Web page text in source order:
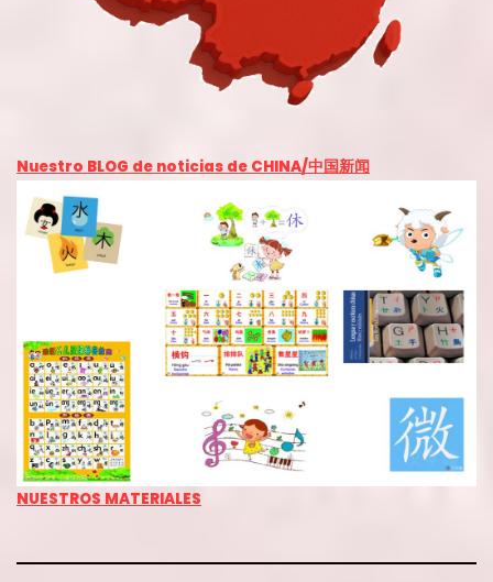
Nuestro BLOG de noticias de CHINA/中国新闻
NUESTROS MATERIALES